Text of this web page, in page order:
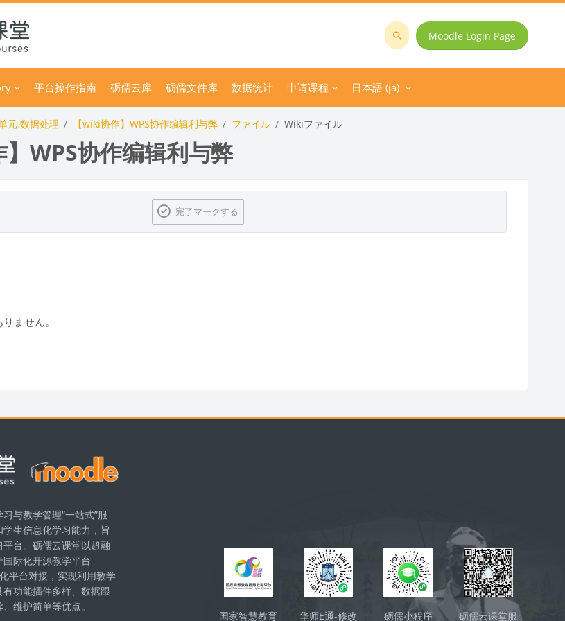
コ
を
Moodle Login Page
平台操作指南 砺儒云库 砺儒文件库 数据统计 申请课程 日本語 ‎(ja)‎
元 数据处理 【wiki协作】WPS协作编辑利与弊 ファイル Wikiファイル
】WPS协作编辑利与弊
完了マークする
ません。
与教学管理“一站式”服
生信息化学习能力，旨
台。砺儒云课堂以超融
际化开源教学平台
平台对接，实现利用教学
功能插件多样、数据跟
维护简单等优点。
ブロック
国家智慧教育 华师E通-修改 砺儒小程序 砺儒云课堂服